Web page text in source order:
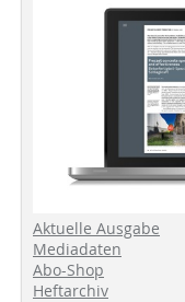
Aktuelle Ausgabe
Mediadaten
Abo-Shop
Heftarchiv